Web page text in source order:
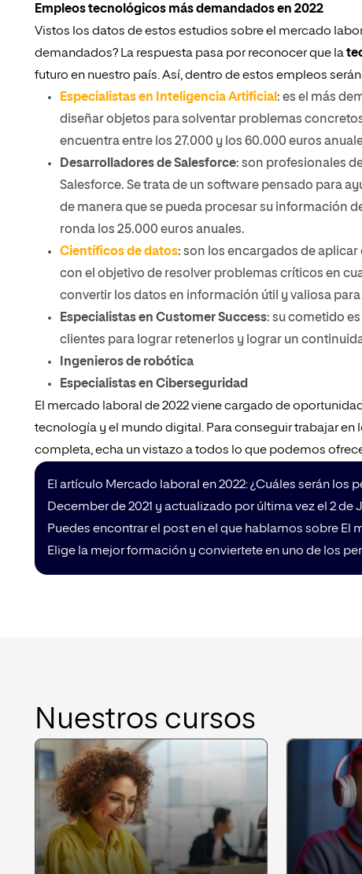
Empleos tecnológicos más demandados en 2022
Vistos los datos de estos estudios sobre el mercado
demandados? La respuesta pasa por reconocer que la
futuro en nuestro país. Así, dentro de estos empleos
Especialistas en Inteligencia Artificial : es el más
diseñar objetos para solventar problemas
encuentra entre los 27.000 y los 60.000 euros
Desarrolladores de Salesforce: son profesionales
Salesforce. Se trata de un software pensado para
de manera que se pueda procesar su información
ronda los 25.000 euros anuales.
Científicos de datos: son los encargados de
con el objetivo de resolver problemas críticos en
convertir los datos en información útil y valiosa
Especialistas en Customer Success: su cometido
clientes para lograr retenerlos y lograr un
Ingenieros de robótica
Especialistas en Ciberseguridad
El mercado laboral de 2022 viene cargado de
tecnología y el mundo digital. Para conseguir trabajar
completa, echa un vistazo a todos lo que podemos
El artículo Mercado laboral en 2022: ¿Cuáles serán
December de 2021 y actualizado por última vez el 2
Puedes encontrar el post en el que hablamos sobre
Elige la mejor formación y conviertete en uno de los
Nuestros cursos